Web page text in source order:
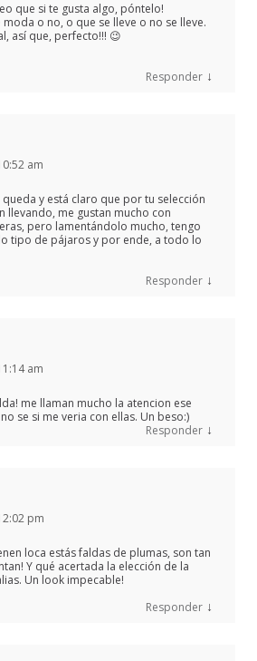
que si te gusta algo, póntelo!
o no, o que se lleve o no se lleve.
así que, perfecto!!! 😉
Responder ↓
am
y está claro que por tu selección
llevando, me gustan mucho con
pero lamentándolo mucho, tengo
tipo de pájaros y por ende, a todo lo
Responder ↓
am
me llaman mucho la atencion ese
se si me veria con ellas. Un beso:)
Responder ↓
pm
loca estás faldas de plumas, son tan
Y qué acertada la elección de la
Un look impecable!
Responder ↓